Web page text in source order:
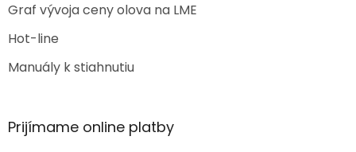
Graf vývoja ceny olova na LME
Hot-line
Manuály k stiahnutiu
Prijímame online platby